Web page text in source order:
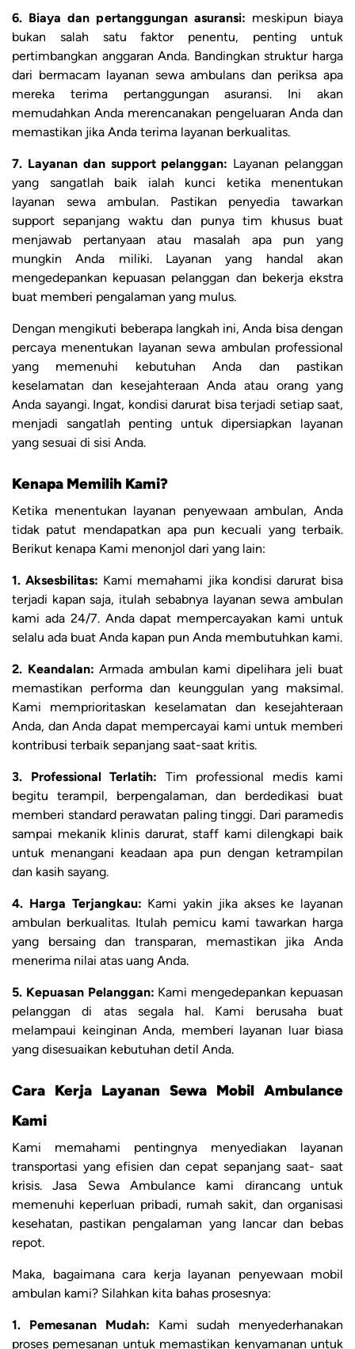
6. Biaya dan pertanggungan asuransi: meskipun biaya
bukan salah satu faktor penentu, penting untuk
pertimbangkan anggaran Anda. Bandingkan struktur harga
dari bermacam layanan sewa ambulans dan periksa apa
mereka terima pertanggungan asuransi. Ini akan
memudahkan Anda merencanakan pengeluaran Anda dan
memastikan jika Anda terima layanan berkualitas.
7. Layanan dan support pelanggan: Layanan pelanggan
yang sangatlah baik ialah kunci ketika menentukan
layanan sewa ambulan. Pastikan penyedia tawarkan
support sepanjang waktu dan punya tim khusus buat
menjawab pertanyaan atau masalah apa pun yang
mungkin Anda miliki. Layanan yang handal akan
mengedepankan kepuasan pelanggan dan bekerja ekstra
buat memberi pengalaman yang mulus.
Dengan mengikuti beberapa langkah ini, Anda bisa dengan
percaya menentukan layanan sewa ambulan professional
yang memenuhi kebutuhan Anda dan pastikan
keselamatan dan kesejahteraan Anda atau orang yang
Anda sayangi. Ingat, kondisi darurat bisa terjadi setiap saat,
menjadi sangatlah penting untuk dipersiapkan layanan
yang sesuai di sisi Anda.
Kenapa Memilih Kami?
Ketika menentukan layanan penyewaan ambulan, Anda
tidak patut mendapatkan apa pun kecuali yang terbaik.
Berikut kenapa Kami menonjol dari yang lain:
1. Aksesbilitas: Kami memahami jika kondisi darurat bisa
terjadi kapan saja, itulah sebabnya layanan sewa ambulan
kami ada 24/7. Anda dapat mempercayakan kami untuk
selalu ada buat Anda kapan pun Anda membutuhkan kami.
2. Keandalan: Armada ambulan kami dipelihara jeli buat
memastikan performa dan keunggulan yang maksimal.
Kami memprioritaskan keselamatan dan kesejahteraan
Anda, dan Anda dapat mempercayai kami untuk memberi
kontribusi terbaik sepanjang saat-saat kritis.
3. Professional Terlatih: Tim professional medis kami
begitu terampil, berpengalaman, dan berdedikasi buat
memberi standard perawatan paling tinggi. Dari paramedis
sampai mekanik klinis darurat, staff kami dilengkapi baik
untuk menangani keadaan apa pun dengan ketrampilan
dan kasih sayang.
4. Harga Terjangkau: Kami yakin jika akses ke layanan
ambulan berkualitas. Itulah pemicu kami tawarkan harga
yang bersaing dan transparan, memastikan jika Anda
menerima nilai atas uang Anda.
5. Kepuasan Pelanggan: Kami mengedepankan kepuasan
pelanggan di atas segala hal. Kami berusaha buat
melampaui keinginan Anda, memberi layanan luar biasa
yang disesuaikan kebutuhan detil Anda.
Cara Kerja Layanan Sewa Mobil Ambulance
Kami
Kami memahami pentingnya menyediakan layanan
transportasi yang efisien dan cepat sepanjang saat- saat
krisis. Jasa Sewa Ambulance kami dirancang untuk
memenuhi keperluan pribadi, rumah sakit, dan organisasi
kesehatan, pastikan pengalaman yang lancar dan bebas
repot.
Maka, bagaimana cara kerja layanan penyewaan mobil
ambulan kami? Silahkan kita bahas prosesnya:
1. Pemesanan Mudah: Kami sudah menyederhanakan
proses pemesanan untuk memastikan kenyamanan untuk